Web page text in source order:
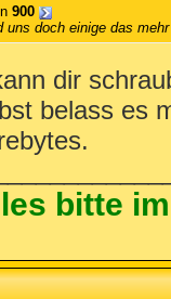
900
uns doch einige das
dir
belass es
bitte